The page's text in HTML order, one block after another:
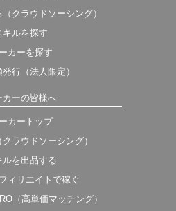
クラウドソーシング）
キルを探す
カーを探す
行（法人限定）
カーの皆様へ
カートップ
ラウドソーシング）
ルを出品する
ィリエイトで稼ぐ
（高単価マッチング）